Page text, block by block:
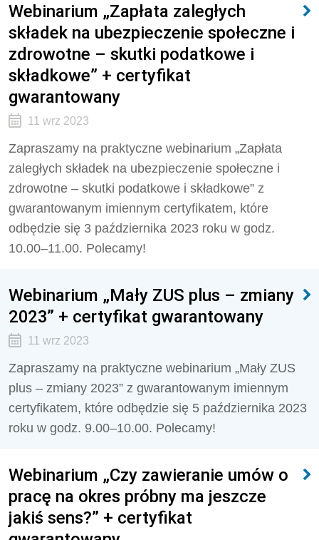
Webinarium „Zapłata zaległych
składek na ubezpieczenie społeczne i
zdrowotne – skutki podatkowe i
składkowe” + certyfikat
gwarantowany
11 wrz 2023
Zapraszamy na praktyczne webinarium „Zapłata
zaległych składek na ubezpieczenie społeczne i
zdrowotne – skutki podatkowe i składkowe” z
gwarantowanym imiennym certyfikatem, które
odbędzie się 3 października 2023 roku w godz.
10.00–11.00. Polecamy!
Webinarium „Mały ZUS plus – zmiany
2023” + certyfikat gwarantowany
11 wrz 2023
Zapraszamy na praktyczne webinarium „Mały ZUS
plus – zmiany 2023” z gwarantowanym imiennym
certyfikatem, które odbędzie się 5 października 2023
roku w godz. 9.00–10.00. Polecamy!
Webinarium „Czy zawieranie umów o
pracę na okres próbny ma jeszcze
jakiś sens?” + certyfikat